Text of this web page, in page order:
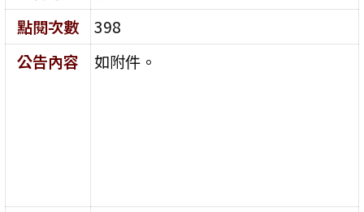
點閱次數
398
公告內容
如附件。